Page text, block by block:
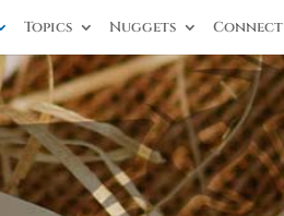
Topics Nuggets Connect